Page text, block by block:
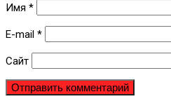
Имя *
E-mail *
Сайт